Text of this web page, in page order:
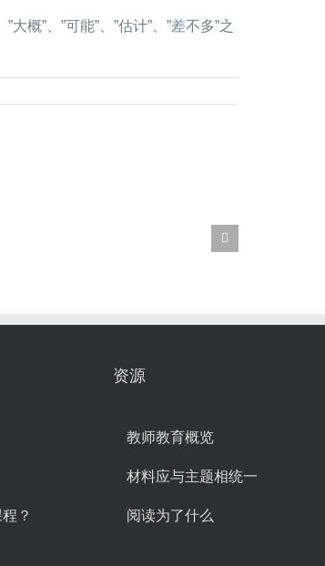
概”、”可能”、”估计”、”差不多”之
？
资源
教师教育概览
材料应与主题相统一
阅读为了什么